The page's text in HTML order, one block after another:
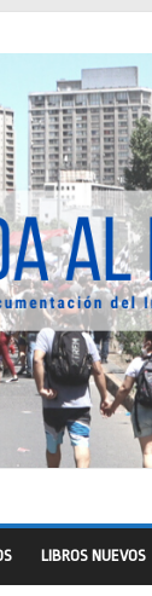
prácticas y
de las
: un patrimonio
LIBROS NUEVOS